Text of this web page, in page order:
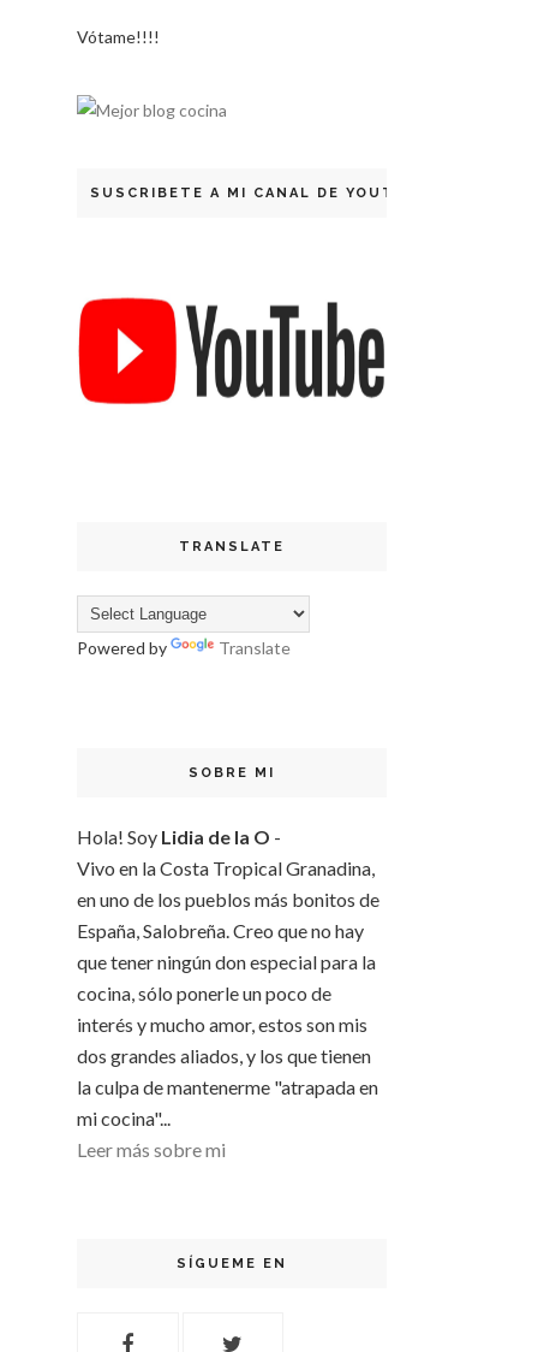
Vótame!!!!
SUSCRIBETE A MI CANAL DE YOUTUBE
TRANSLATE
Powered by Translate
SOBRE MI
Hola! Soy Lidia de la O -
Vivo en la Costa Tropical Granadina,
en uno de los pueblos más bonitos de
España, Salobreña. Creo que no hay
que tener ningún don especial para la
cocina, sólo ponerle un poco de
interés y mucho amor, estos son mis
dos grandes aliados, y los que tienen
la culpa de mantenerme "atrapada en
mi cocina"...
Leer más sobre mi
SÍGUEME EN